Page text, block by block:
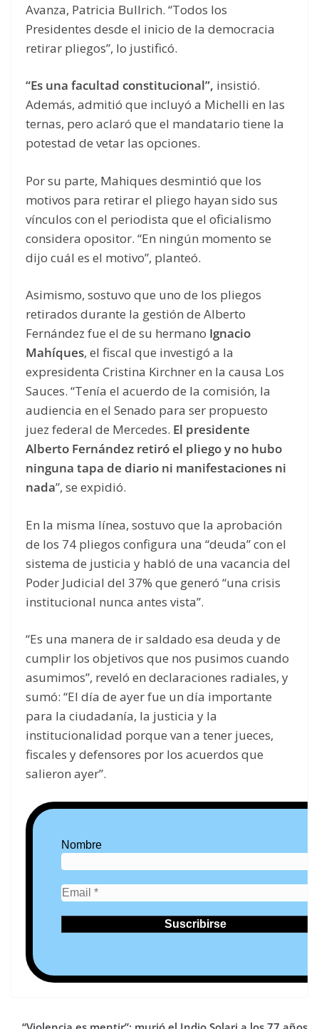
Avanza, Patricia Bullrich. “Todos los
Presidentes desde el inicio de la democracia
retirar pliegos”, lo justificó.
“Es una facultad constitucional”, insistió.
Además, admitió que incluyó a Michelli en las
ternas, pero aclaró que el mandatario tiene la
potestad de vetar las opciones.
Por su parte, Mahiques desmintió que los
motivos para retirar el pliego hayan sido sus
vínculos con el periodista que el oficialismo
considera opositor. “En ningún momento se
dijo cuál es el motivo”, planteó.
Asimismo, sostuvo que uno de los pliegos
retirados durante la gestión de Alberto
Fernández fue el de su hermano Ignacio
Mahíques, el fiscal que investigó a la
expresidenta Cristina Kirchner en la causa Los
Sauces. “Tenía el acuerdo de la comisión, la
audiencia en el Senado para ser propuesto
juez federal de Mercedes. El presidente
Alberto Fernández retiró el pliego y no hubo
ninguna tapa de diario ni manifestaciones ni
nada”, se expidió.
En la misma línea, sostuvo que la aprobación
de los 74 pliegos configura una “deuda” con el
sistema de justicia y habló de una vacancia del
Poder Judicial del 37% que generó “una crisis
institucional nunca antes vista”.
“Es una manera de ir saldado esa deuda y de
cumplir los objetivos que nos pusimos cuando
asumimos”, reveló en declaraciones radiales, y
sumó: “El día de ayer fue un día importante
para la ciudadanía, la justicia y la
institucionalidad porque van a tener jueces,
fiscales y defensores por los acuerdos que
salieron ayer”.
Nombre